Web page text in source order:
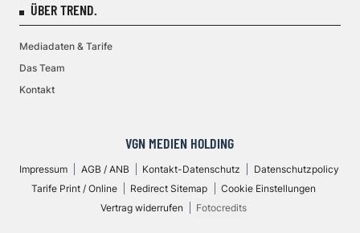
ÜBER TREND.
Mediadaten & Tarife
Das Team
Kontakt
VGN MEDIEN HOLDING
Impressum AGB / ANB Kontakt-Datenschutz
Datenschutzpolicy
Tarife Print / Online
Redirect Sitemap
Cookie Einstellungen
Vertrag widerrufen
Fotocredits